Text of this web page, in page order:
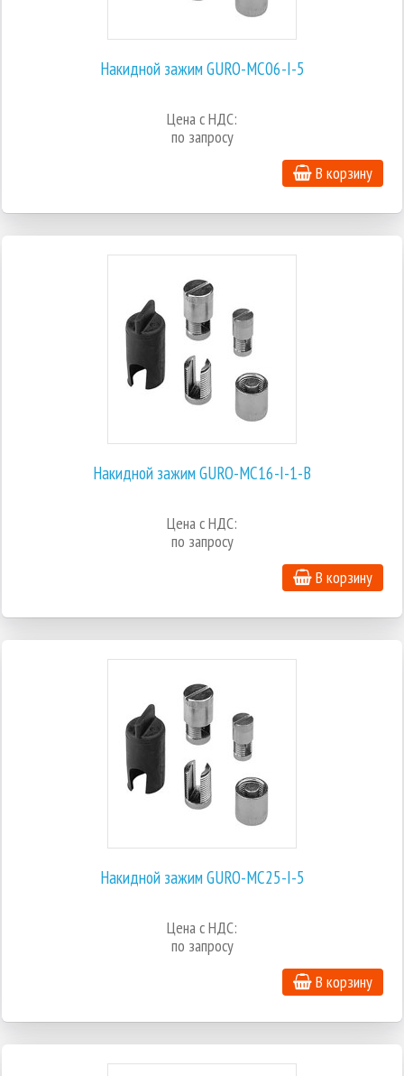
Накидной зажим GURO-MC06-I-5
Цена с НДС:
по запросу
В корзину
Накидной зажим GURO-MC16-I-1-B
Цена с НДС:
по запросу
В корзину
Накидной зажим GURO-MC25-I-5
Цена с НДС:
по запросу
В корзину